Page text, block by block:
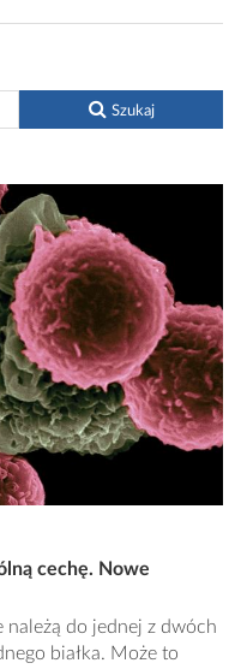
Szukaj
cechę. Nowe
do jednej z dwóch
białka. Może to